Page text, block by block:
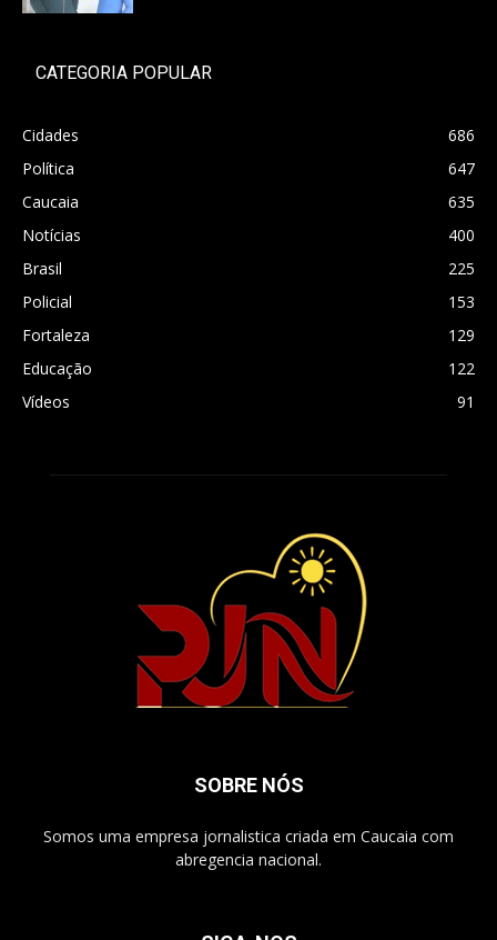
CATEGORIA POPULAR
Cidades
686
Política
647
Caucaia
635
Notícias
400
Brasil
225
Policial
153
Fortaleza
129
Educação
122
Vídeos
91
SOBRE NÓS
Somos uma empresa jornalistica criada em Caucaia com
abregencia nacional.